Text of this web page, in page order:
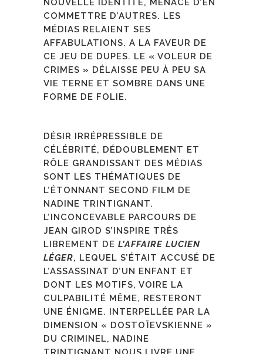
NOUVELLE IDENTITÉ, MENACE D’EN
COMMETTRE D’AUTRES. LES
MÉDIAS RELAIENT SES
AFFABULATIONS. A LA FAVEUR DE
CE JEU DE DUPES. LE « VOLEUR DE
CRIMES » DÉLAISSE PEU À PEU SA
VIE TERNE ET SOMBRE DANS UNE
FORME DE FOLIE.
DÉSIR IRRÉPRESSIBLE DE
CÉLÉBRITÉ, DÉDOUBLEMENT ET
RÔLE GRANDISSANT DES MÉDIAS
SONT LES THÉMATIQUES DE
L’ÉTONNANT SECOND FILM DE
NADINE TRINTIGNANT.
L’INCONCEVABLE PARCOURS DE
JEAN GIROD S’INSPIRE TRÈS
LIBREMENT DE L’AFFAIRE LUCIEN
LÉGER, LEQUEL S’ÉTAIT ACCUSÉ DE
L’ASSASSINAT D’UN ENFANT ET
DONT LES MOTIFS, VOIRE LA
CULPABILITÉ MÊME, RESTERONT
UNE ÉNIGME. INTERPELLÉE PAR LA
DIMENSION « DOSTOÏEVSKIENNE »
DU CRIMINEL, NADINE